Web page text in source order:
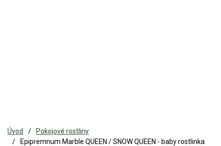
Úvod
Pokojové rostliny
Epipremnum Marble QUEEN / SNOW QUEEN - baby rostlinka